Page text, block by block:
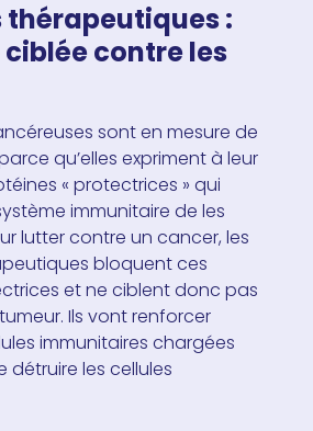
:
contre les
sont en mesure de
qu’elles expriment à leur
« protectrices » qui
immunitaire de les
lutter contre un cancer, les
bloquent ces
et ne ciblent donc pas
Ils vont renforcer
immunitaires chargées
détruire les cellules